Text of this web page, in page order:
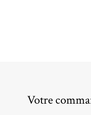
Votre